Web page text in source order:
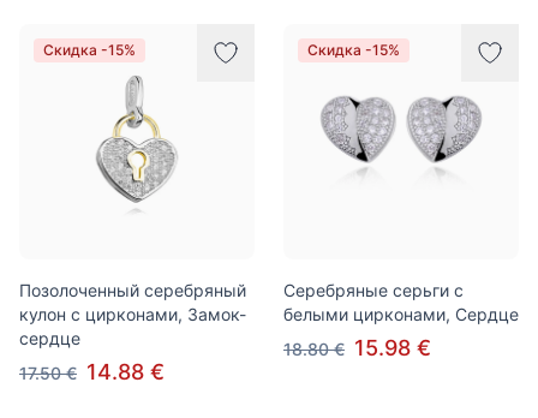
Скидка -15%
Позолоченный серебряный
кулон с цирконами, Замок-
сердце
17.50 € 14.88 €
Скидка -15%
Серебряные серьги с
белыми цирконами, Сердце
18.80 € 15.98 €